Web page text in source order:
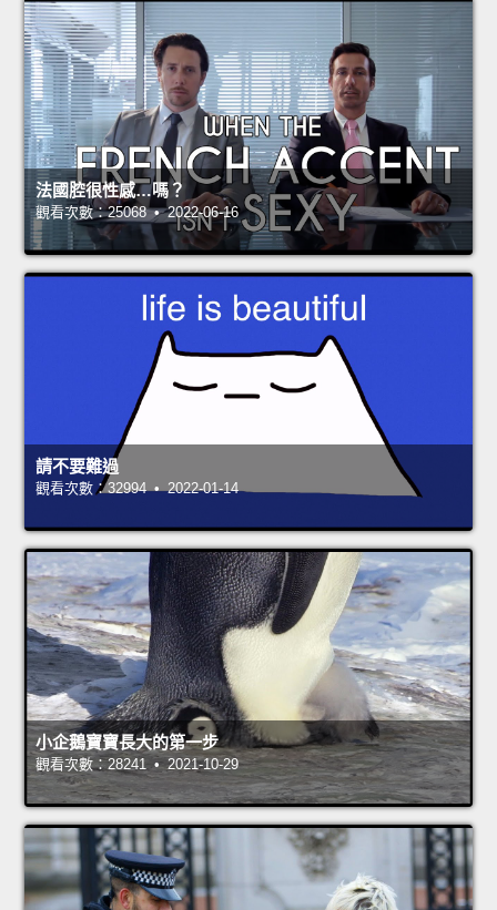
法國腔很性感…嗎？
觀看次數：25068 • 2022-06-16
請不要難過
觀看次數：32994 • 2022-01-14
小企鵝寶寶長大的第一步
觀看次數：28241 • 2021-10-29